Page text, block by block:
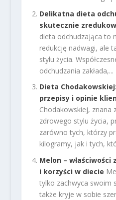
Delikatna dieta
skutecznie
dieta odchudzająca to
redukcję nadwagi, ale
stylu życia.
odchudzania zakłada,...
Dieta
przepisy i opinie
Chodakowskiej, znana
zdrowego stylu życia,
zarówno tych, którzy
kilogramy, jak i tych,
Melon –
i korzyści w diecie
tylko zachwyca swoim
także kryje w sobie